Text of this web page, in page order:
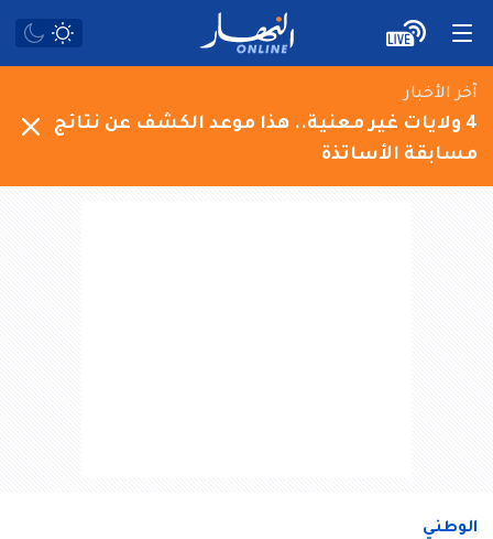
آخر الأخبار
4 ولايات غير معنية.. هذا موعد الكشف عن نتائج
مسابقة الأساتذة
الوطني